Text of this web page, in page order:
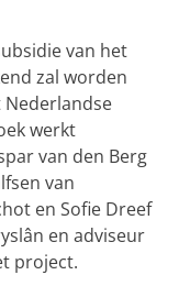
van het
zal worden
werkt
van den Berg
van
en Sofie Dreef
en adviseur
project.